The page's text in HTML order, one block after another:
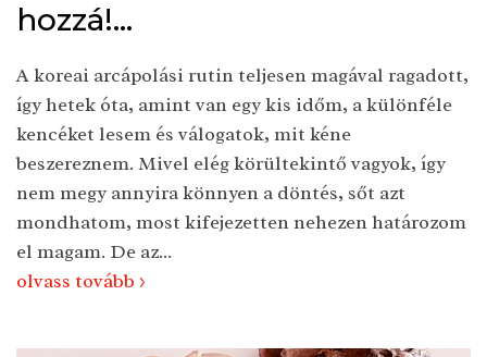
hozzá!...
A koreai arcápolási rutin teljesen magával ragadott,
így hetek óta, amint van egy kis időm, a különféle
kencéket lesem és válogatok, mit kéne
beszereznem. Mivel elég körültekintő vagyok, így
nem megy annyira könnyen a döntés, sőt azt
mondhatom, most kifejezetten nehezen határozom
el magam. De az...
olvass tovább >